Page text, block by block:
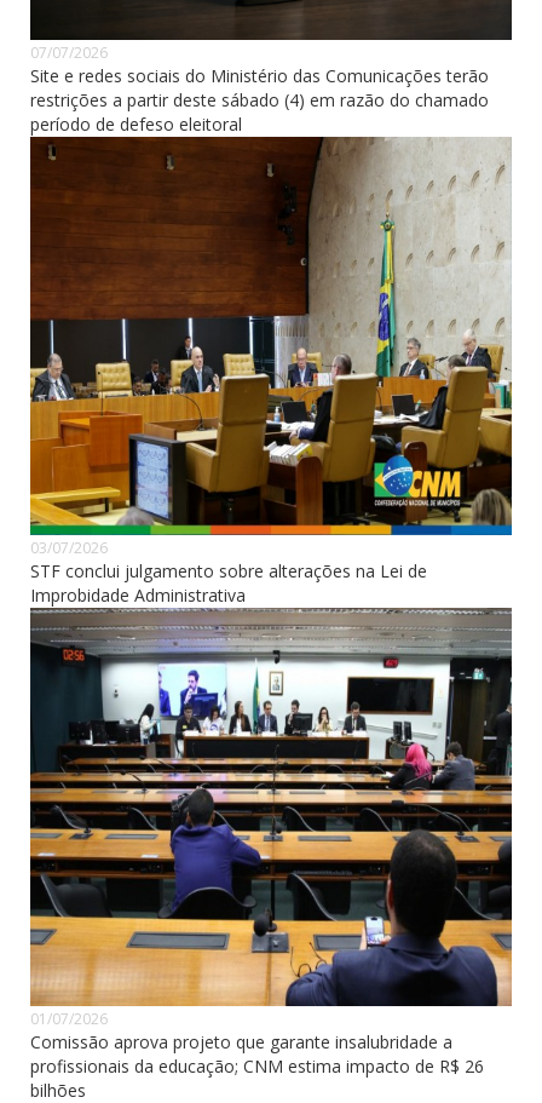
07/07/2026
Site e redes sociais do Ministério das Comunicações terão
restrições a partir deste sábado (4) em razão do chamado
período de defeso eleitoral
03/07/2026
STF conclui julgamento sobre alterações na Lei de
Improbidade Administrativa
01/07/2026
Comissão aprova projeto que garante insalubridade a
profissionais da educação; CNM estima impacto de R$ 26
bilhões